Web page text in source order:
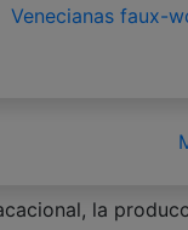
Venecianas faux-
la